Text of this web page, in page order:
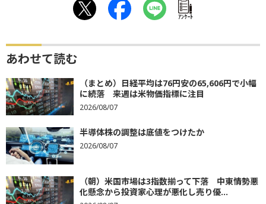
ｱﾝｹｰﾄ
あわせて読む
（まとめ）日経平均は76円安の65,606円で小幅
に続落 来週は米物価指標に注目
2026/08/07
半導体株の調整は底値をつけたか
2026/08/07
（朝）米国市場は3指数揃って下落 中東情勢悪
化懸念から投資家心理が悪化し売り優...